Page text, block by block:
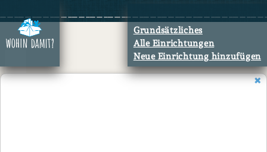
Inhalt
springen
Grundsätzliches
Alle Einrichtungen
Neue Einrichtung hinzufügen